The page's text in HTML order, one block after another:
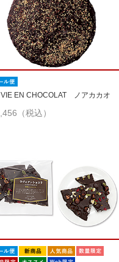
VIE EN CHOCOLAT ノアカカオ
（税込）